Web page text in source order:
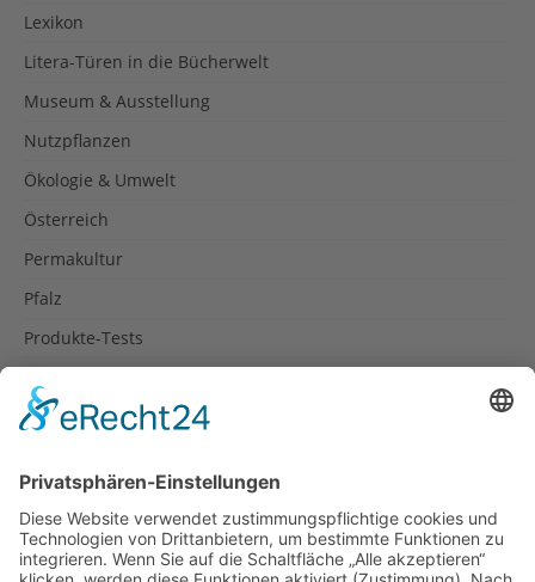
Lexikon
Litera-Türen in die Bücherwelt
Museum & Ausstellung
Nutzpflanzen
Ökologie & Umwelt
Österreich
Permakultur
Pfalz
Produkte-Tests
Rezepte
Spanien
Südtirol
USA